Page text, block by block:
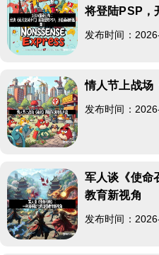
将登陆PSP，
发布时间：
情人节上战场
发布时间：
军人谈《使命
教育新视角
发布时间：